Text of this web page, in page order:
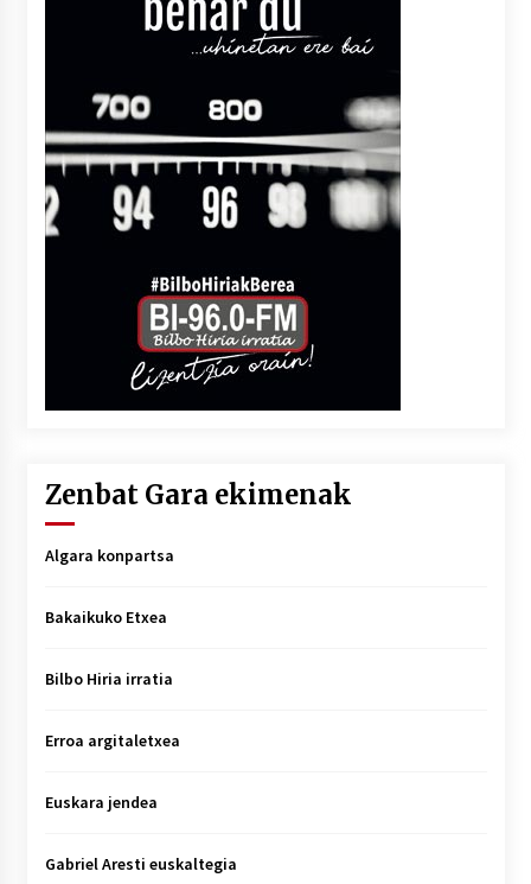
Zenbat Gara ekimenak
Algara konpartsa
Bakaikuko Etxea
Bilbo Hiria irratia
Erroa argitaletxea
Euskara jendea
Gabriel Aresti euskaltegia